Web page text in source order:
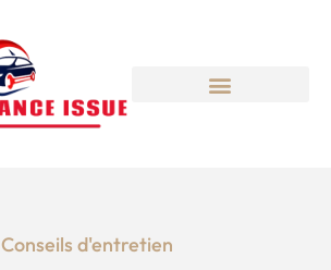
Conseils d'entretien